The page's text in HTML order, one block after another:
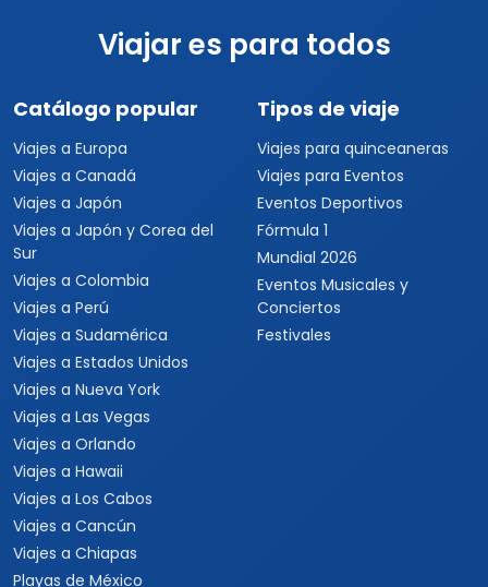
Viajar es para todos
Catálogo popular
Viajes a Europa
Viajes a Canadá
Viajes a Japón
Viajes a Japón y Corea del
Sur
Viajes a Colombia
Viajes a Perú
Viajes a Sudamérica
Viajes a Estados Unidos
Viajes a Nueva York
Viajes a Las Vegas
Viajes a Orlando
Viajes a Hawaii
Viajes a Los Cabos
Viajes a Cancún
Viajes a Chiapas
Playas de México
Tipos de viaje
Viajes para quinceaneras
Viajes para Eventos
Eventos Deportivos
Fórmula 1
Mundial 2026
Eventos Musicales y
Conciertos
Festivales